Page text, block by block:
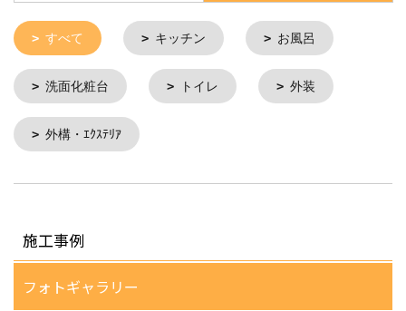
すべて キッチン お風呂
洗面化粧台 トイレ 外装
外構・ｴｸｽﾃﾘｱ
施工事例
フォトギャラリー